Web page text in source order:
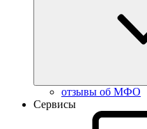
отзывы об МФО
Сервисы